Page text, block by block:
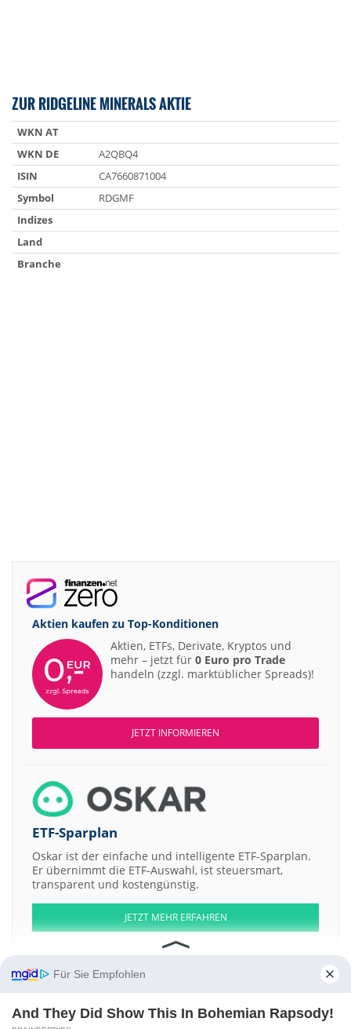
ZUR RIDGELINE MINERALS AKTIE
WKN AT
WKN DE
A2QBQ4
ISIN
CA7660871004
Symbol
RDGMF
Indizes
Land
Branche
Aktien kaufen zu Top-Konditionen
Aktien, ETFs, Derivate, Kryptos und
mehr – jetzt für 0 Euro pro Trade
handeln (zzgl. marktüblicher Spreads)!
JETZT INFORMIEREN
ETF-Sparplan
Oskar ist der einfache und intelligente ETF-Sparplan.
Er übernimmt die ETF-Auswahl, ist steuersmart,
transparent und kostengünstig.
JETZT MEHR ERFAHREN
Aktien ATX DAX EuroStoxx 50 Dow Jones NASDAQ 100 Nikkei 225
Für Sie Empfohlen
And They Did Show This In Bohemian Rapsody!